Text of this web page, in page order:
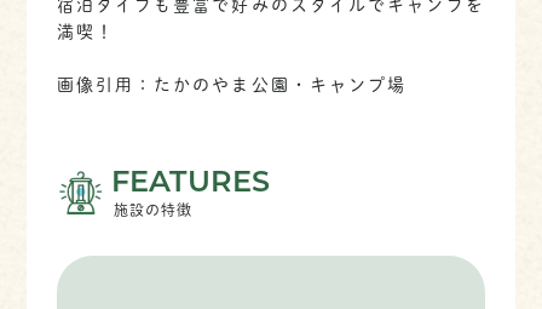
宿泊タイプも豊富で好みのスタイルでキャンプを
満喫！
画像引用：たかのやま公園・キャンプ場
FEATURES
施設の特徴